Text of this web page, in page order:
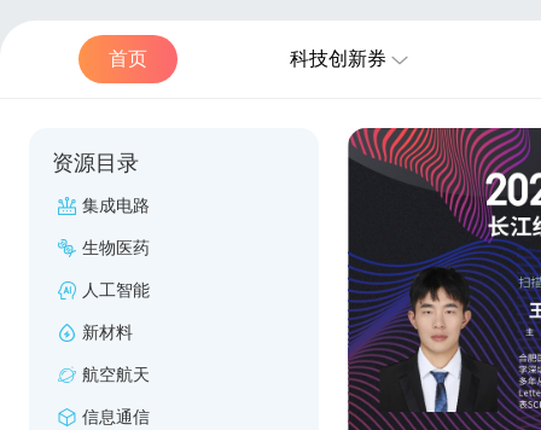
首页 科技创新券
资源目录
集成电路
生物医药
人工智能
新材料
航空航天
信息通信